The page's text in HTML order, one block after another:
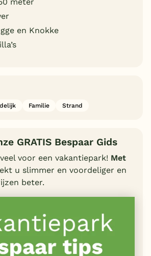
en Knokke
Familie Strand
GRATIS Bespaar Gids
voor een vakantiepark! Met
u slimmer en voordeliger en
beter.